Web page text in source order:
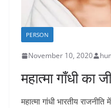
PERSON
November 10, 2020
महात्मा गाँधी का
महात्मा गांधी भारतीय